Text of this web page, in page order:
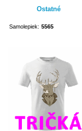
Ostatné
Samolepiek: 5565